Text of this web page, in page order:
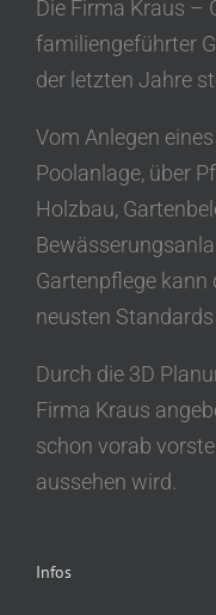
Die Firma Kraus –
familiengeführter
der letzten Jahre
Vom Anlegen
Poolanlage, über
Holzbau,
Gartenpflege kann
neusten
Durch die 3D
Firma Kraus
schon vorab
aussehen wird.
Infos